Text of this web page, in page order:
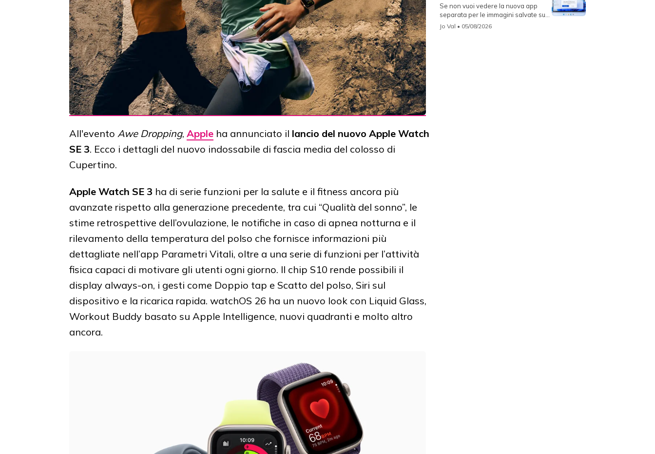
All'evento Awe Dropping, Apple ha annunciato il lancio del nuovo Apple Watch
SE 3. Ecco i dettagli del nuovo indossabile di fascia media del colosso di
Cupertino.
Apple Watch SE 3 ha di serie funzioni per la salute e il fitness ancora più
avanzate rispetto alla generazione precedente, tra cui “Qualità del sonno”, le
stime retrospettive dell’ovulazione, le notifiche in caso di apnea notturna e il
rilevamento della temperatura del polso che fornisce informazioni più
dettagliate nell’app Parametri Vitali, oltre a una serie di funzioni per l’attività
fisica capaci di motivare gli utenti ogni giorno. Il chip S10 rende possibili il
display always-on, i gesti come Doppio tap e Scatto del polso, Siri sul
dispositivo e la ricarica rapida. watchOS 26 ha un nuovo look con Liquid Glass,
Workout Buddy basato su Apple Intelligence, nuovi quadranti e molto altro
ancora.
Se non vuoi vedere la nuova app
separata per le immagini salvate su
On...
Jo Val • 05/08/2026